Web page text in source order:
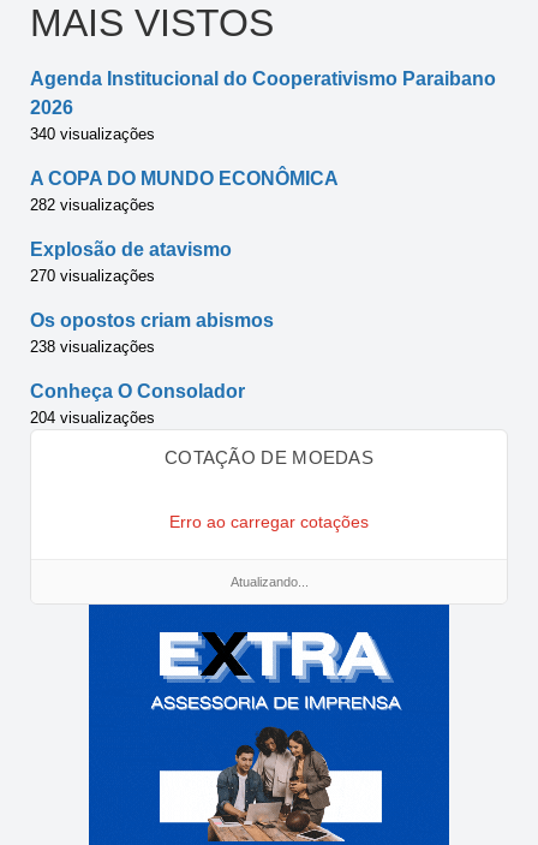
MAIS VISTOS
Agenda Institucional do Cooperativismo Paraibano
2026
340 visualizações
A COPA DO MUNDO ECONÔMICA
282 visualizações
Explosão de atavismo
270 visualizações
Os opostos criam abismos
238 visualizações
Conheça O Consolador
204 visualizações
COTAÇÃO DE MOEDAS
Erro ao carregar cotações
Atualizando...